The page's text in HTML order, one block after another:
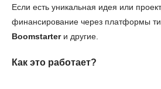
Если есть уникальная идея или
финансирование через платформы
Boomstarterи другие.
Как это работает?